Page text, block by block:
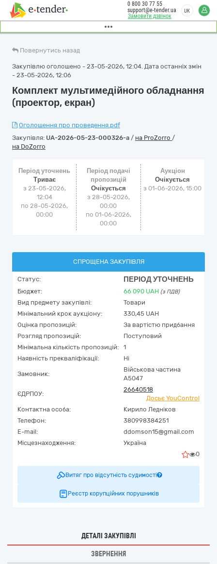
Замовити дзвінок
0 800 30 77 55
support@e-tender.ua
UK
Повернутись назад
Закупівлю оголошено - 23-05-2026, 12:04. Дата останніх змін
- 23-05-2026, 12:06
Комплект мультимедійного обладнання
(проектор, екран)
Оголошення про проведення.pdf
Закупівля: UA-2026-05-23-000326-a / на ProZorro /
на DoZorro
Період уточнень
Триває
з 23-05-2026,
12:04
по 28-05-2026,
00:00
Період подачі
пропозицій
Очікується
з 28-05-2026,
00:00
по 01-06-2026,
00:00
Аукціон
Очікується
з 01-06-2026, 15:00
СПРОЩЕНА ЗАКУПІВЛЯ
Статус: ПЕРІОД УТОЧНЕНЬ
Бюджет: 66 090 UAH (з ПДВ)
Вид предмету закупівлі:
Товари
Мінімальний крок аукціону:
330,45 UAH
Оцінка пропозицій:
За вартістю придбання
Розгляд пропозицій:
Поступовий
Мінімальна кількість пропозицій:
1
Наявність прекваліфікації:
Ні
Замовник:
Військова частина
А5047
ЄДРПОУ:
26640518
Досьє YouControl
Контактна особа:
Кирило Ледніков
Телефон:
380998384251
E-mail:
ddomson15@gmail.com
Місцезнаходження:
Україна
0
Витяг про відсутність судимості
Реєстр корупційних порушників
ДЕТАЛІ ЗАКУПІВЛІ
ЗВЕРНЕННЯ